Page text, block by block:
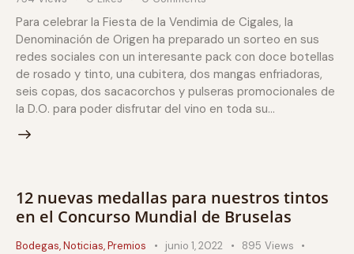
Para celebrar la Fiesta de la Vendimia de Cigales, la
Denominación de Origen ha preparado un sorteo en sus
redes sociales con un interesante pack con doce botellas
de rosado y tinto, una cubitera, dos mangas enfriadoras,
seis copas, dos sacacorchos y pulseras promocionales de
la D.O. para poder disfrutar del vino en toda su…
12 nuevas medallas para nuestros tintos
en el Concurso Mundial de Bruselas
Bodegas,Noticias,Premios junio 1, 2022 895 Views